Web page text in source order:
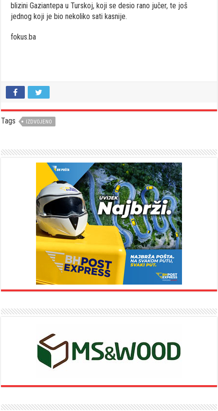
blizini Gaziantepa u Turskoj, koji se desio rano jučer, te još
jednog koji je bio nekoliko sati kasnije.
fokus.ba
Tags IZDVOJENO